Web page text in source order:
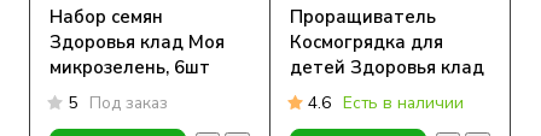
Набор семян
Здоровья клад Моя
микрозелень, 6шт
5 Под заказ
Проращиватель
Космогрядка для
детей Здоровья клад
4.6 Есть в наличии